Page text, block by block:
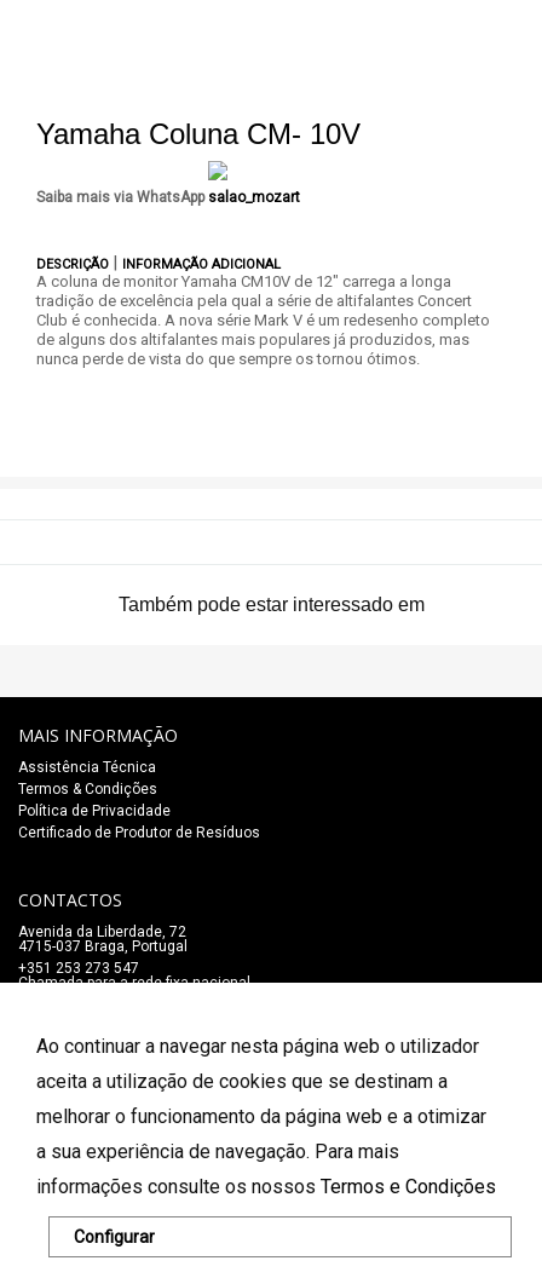
Ao continuar a navegar nesta página web o utilizador
aceita a utilização de cookies que se destinam a
melhorar o funcionamento da página web e a otimizar
a sua experiência de navegação. Para mais
informações consulte os nossos Termos e Condições
Configurar
Yamaha Coluna CM- 10V
Saiba mais via WhatsApp
DESCRIÇÃO | INFORMAÇÃO ADICIONAL
A coluna de monitor Yamaha CM10V de 12" carrega a longa
tradição de excelência pela qual a série de altifalantes Concert
Club é conhecida. A nova série Mark V é um redesenho completo
de alguns dos altifalantes mais populares já produzidos, mas
nunca perde de vista do que sempre os tornou ótimos.
Também pode estar interessado em
MAIS INFORMAÇÃO
Assistência Técnica
Termos & Condições
Política de Privacidade
Certificado de Produtor de Resíduos
CONTACTOS
Avenida da Liberdade, 72
4715-037 Braga, Portugal
+351 253 273 547
Chamada para a rede fixa nacional
FORMAS DE PAGAMENTO
© 2026 Salão Mozart. Todos os direitos reservados.